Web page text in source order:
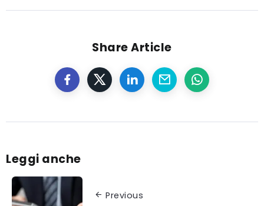
perchè
d’intervento
Share Article
Leggi anche
Previous